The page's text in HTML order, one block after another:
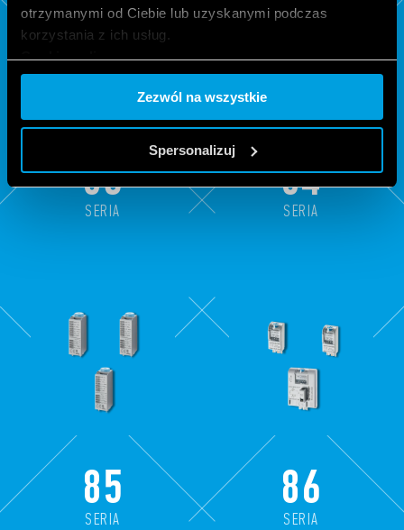
otrzymanymi od Ciebie lub uzyskanymi podczas
korzystania z ich usług.
Cookie policy.
Zezwól na wszystkie
Spersonalizuj
83
SERIA
84
SERIA
85
SERIA
86
SERIA